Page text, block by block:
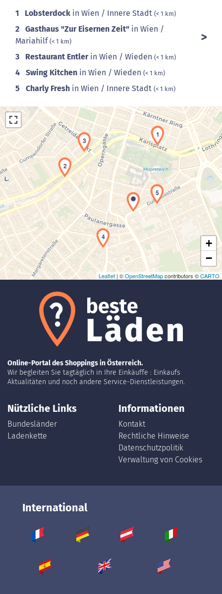
1 Lobsterdock in Wien / Innere Stadt (< 1 km)
2 Gasthaus "Zur Eisernen Zeit" in Wien /
Mariahilf(< 1 km)
3 Restaurant Entlerin Wien / Wieden (< 1 km)
4 Swing Kitchen in Wien / Wieden (< 1 km)
5 Charly Fresh in Wien / Innere Stadt (< 1 km)
Laden der Karte...
1
2
3
4
5
+
−
Leaflet | ©OpenStreetMapcontributors ©CARTO
Online-Portal des Shoppings in Österreich.
Wir begleiten Sie tagtäglich in Ihre Einkäuffe : Einkaufs
Aktualitäten und noch andere Service-Dienstleistungen.
Nützliche Links
Bundesländer
Ladenkette
Informationen
Kontakt
Rechtliche Hinweise
Datenschutzpolitik
Verwaltung von Cookies
International